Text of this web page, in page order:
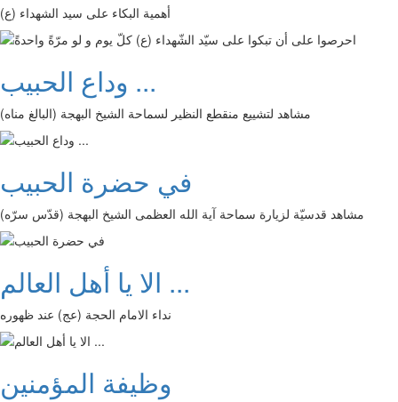
أهمية البكاء على سيد الشهداء (ع)
وداع الحبيب ...
مشاهد لتشييع منقطع النظير لسماحة الشيخ البهجة (البالغ مناه)
في حضرة الحبيب
مشاهد قدسيّة لزيارة سماحة آية الله العظمى الشيخ البهجة (قدّس سرّه)
الا يا أهل العالم ...
نداء الامام الحجة (عج) عند ظهوره
وظيفة المؤمنين